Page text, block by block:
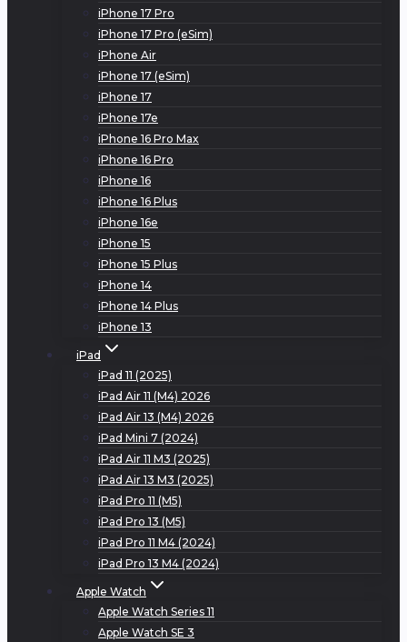
iPhone 17 Pro
iPhone 17 Pro (eSim)
iPhone Air
iPhone 17 (eSim)
iPhone 17
iPhone 17e
iPhone 16 Pro Max
iPhone 16 Pro
iPhone 16
iPhone 16 Plus
iPhone 16e
iPhone 15
iPhone 15 Plus
iPhone 14
iPhone 14 Plus
iPhone 13
iPad
iPad 11 (2025)
iPad Air 11 (M4) 2026
iPad Air 13 (M4) 2026
iPad Mini 7 (2024)
iPad Air 11 M3 (2025)
iPad Air 13 M3 (2025)
iPad Pro 11 (M5)
iPad Pro 13 (M5)
iPad Pro 11 M4 (2024)
iPad Pro 13 M4 (2024)
Apple Watch
Apple Watch Series 11
Apple Watch SE 3